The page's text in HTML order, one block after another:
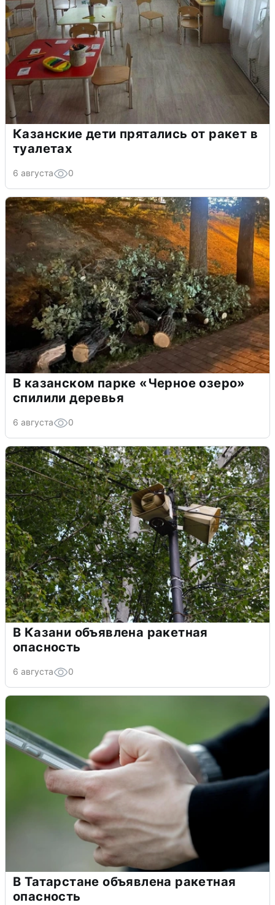
Казанские дети прятались от ракет в
туалетах
6 августа 0
В казанском парке «Черное озеро»
спилили деревья
6 августа 0
В Казани объявлена ракетная
опасность
6 августа 0
В Татарстане объявлена ракетная
опасность